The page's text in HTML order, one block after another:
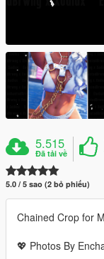
5.515
Đã tải về
5.0 / 5 sao (2 bỏ phiếu)
Chained Crop for
💖 Photos By